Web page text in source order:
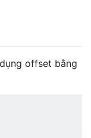
offset bằng